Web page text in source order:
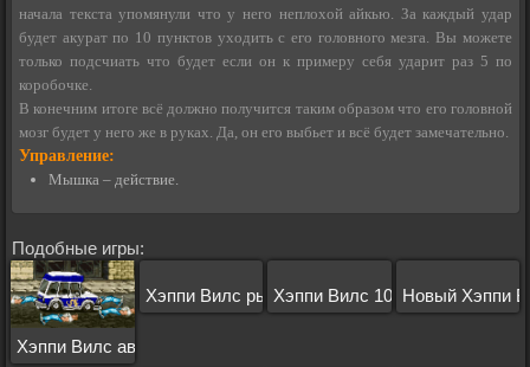
начала текста упомянули что у него неплохой айкью. За каждый удар
будет акурат по 10 пунктов уходить с его головного мезга. Вы можете
только подсчиать что будет если он к примеру себя ударит раз 5 по
коробочке.
В конечним итоге всё должно получится таким образом что его головной
мозг будет у него же в руках. Да, он его выбьет и всё будет замечательно.
Управление:
Мышка – действие.
Подобные игры:
Хэппи Вилс автобус
Хэппи Вилс рыцарьХэппи Вилс 10 Новый Хэппи